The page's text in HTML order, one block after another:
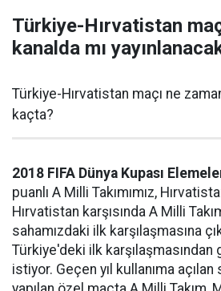
Türkiye-Hırvatistan
kanalda mı
Türkiye-Hırvatistan maçı ne
kaçta?
2018 FIFA Dünya Kupası
puanlı A Milli Takımımız,
Hırvatistan karşısında A Milli
sahamızdaki ilk karşılaşmasına
Türkiye'deki ilk karşılaşmasından
istiyor. Geçen yıl kullanıma